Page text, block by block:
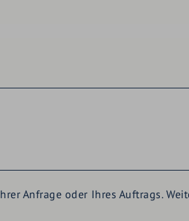
Anfrage oder Ihres Auftrags.